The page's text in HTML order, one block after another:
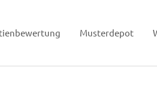
Musterdepot